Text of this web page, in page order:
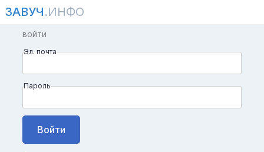
ЗАВУЧ.ИНФО
ВОЙТИ
Эл. почта
Пароль